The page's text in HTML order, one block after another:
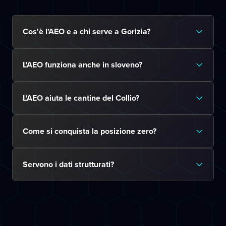
Cos'è l'AEO e a chi serve a Gorizia?
L'AEO funziona anche in sloveno?
L'AEO aiuta le cantine del Collio?
Come si conquista la posizione zero?
Servono i dati strutturati?